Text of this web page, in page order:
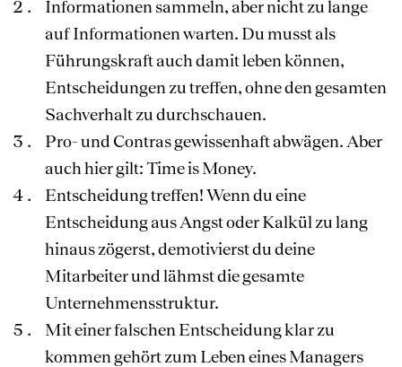
Informationen sammeln, aber nicht zu lange
auf Informationen warten. Du musst als
Führungskraft auch damit leben können,
Entscheidungen zu treffen, ohne den gesamten
Sachverhalt zu durchschauen.
Pro- und Contras gewissenhaft abwägen. Aber
auch hier gilt: Time is Money.
Entscheidung treffen! Wenn du eine
Entscheidung aus Angst oder Kalkül zu lang
hinaus zögerst, demotivierst du deine
Mitarbeiter und lähmst die gesamte
Unternehmensstruktur.
Mit einer falschen Entscheidung klar zu
kommen gehört zum Leben eines Managers